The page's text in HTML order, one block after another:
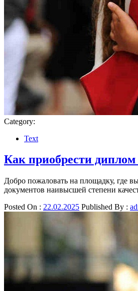
Category:
Text
Как приобрести диплом
Добро пожаловать на площадку, где
документов наивысшей степени
Posted On : 22.02.2025 Published By :